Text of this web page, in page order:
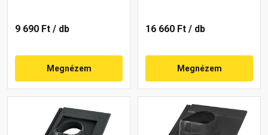
9 690 Ft / db
Megnézem
16 660 Ft / db
Megnézem